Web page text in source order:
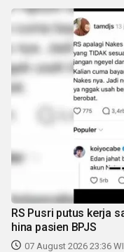
RS Pusri putus kerja
hina pasien BPJS
07 August 2026 23:36